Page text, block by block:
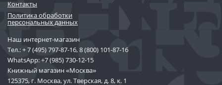
Контакты
Политика обработки
персональных данных
Наш интернет-магазин
Тел.:+ 7 (495) 797-87-16,8 (800) 101-87-16
WhatsApp:+7 (985) 730-12-15
Книжный магазин «Москва»
125375, г. Москва, ул. Тверская, д. 8, к. 1